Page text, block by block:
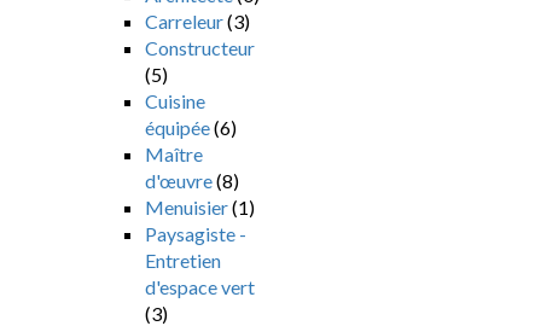
Carreleur(3)
Constructeur
(5)
Cuisine
équipée(6)
Maître
d'œuvre(8)
Menuisier(1)
Paysagiste -
Entretien
d'espace vert
(3)